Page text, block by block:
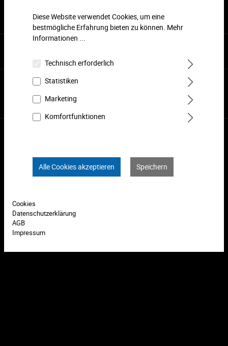
Services
Zahlung & Versand
© 2026 MATADOR GmbH & Co. KG. Alle Rechte vorbehalten.
Resolution: 448px x2007px
Diese Website verwendet Cookies, um eine
bestmögliche Erfahrung bieten zu können. Mehr
Informationen ...
Technisch erforderlich
Statistiken
Marketing
Komfortfunktionen
Alle Cookies akzeptieren Speichern
Cookies
Datenschutzerklärung
AGB
Impressum